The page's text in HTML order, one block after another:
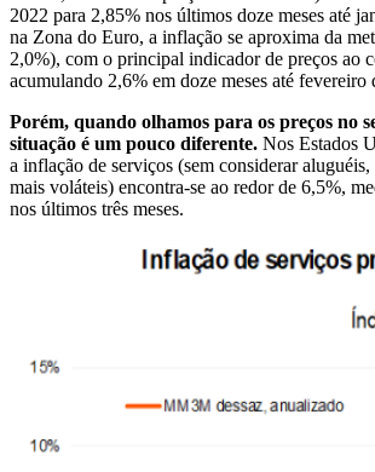
2022 para 2,85% nos últimos doze meses até
na Zona do Euro, a inflação se aproxima da
2,0%), com o principal indicador de preços ao
acumulando 2,6% em doze meses até fevereiro
Porém, quando olhamos para os preços no
situação é um pouco diferente. Nos Estados
a inflação de serviços (sem considerar aluguéis,
mais voláteis) encontra-se ao redor de 6,5%,
nos últimos três meses.